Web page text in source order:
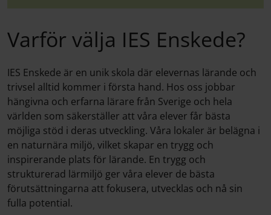
Varför välja IES Enskede?
IES Enskede är en unik skola där elevernas lärande och
trivsel alltid kommer i första hand. Hos oss jobbar
hängivna och erfarna lärare från Sverige och hela
världen som säkerställer att våra elever får bästa
möjliga stöd i deras utveckling. Våra lokaler är belägna i
en naturnära miljö, vilket skapar en trygg och
inspirerande plats för lärande. En trygg och
strukturerad lärmiljö ger våra elever de bästa
förutsättningarna att fokusera, utvecklas och nå sin
fulla potential.